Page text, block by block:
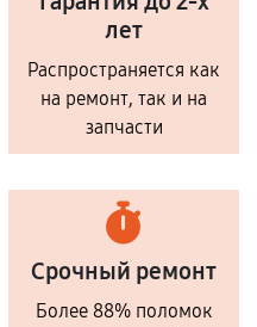
лет
Распространяется как
на ремонт, так и на
запчасти
Срочный ремонт
Более 88% поломок